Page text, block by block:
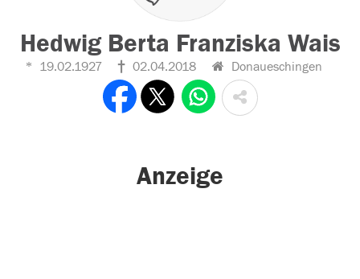
Hedwig Berta Franziska Wais
19.02.1927 02.04.2018 Donaueschingen
Anzeige